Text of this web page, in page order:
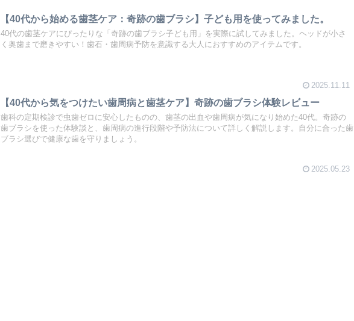
【40代から始める歯茎ケア：奇跡の歯ブラシ】子ども用を使ってみました。
40代の歯茎ケアにぴったりな「奇跡の歯ブラシ子ども用」を実際に試してみました。ヘッドが小さ
く奥歯まで磨きやすい！歯石・歯周病予防を意識する大人におすすめのアイテムです。
2025.11.11
【40代から気をつけたい歯周病と歯茎ケア】奇跡の歯ブラシ体験レビュー
歯科の定期検診で虫歯ゼロに安心したものの、歯茎の出血や歯周病が気になり始めた40代。奇跡の
歯ブラシを使った体験談と、歯周病の進行段階や予防法について詳しく解説します。自分に合った歯
ブラシ選びで健康な歯を守りましょう。
2025.05.23